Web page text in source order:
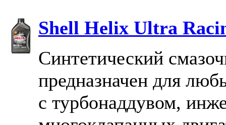
Shell Helix Ultra
Cинтетический
предназначен для
с турбонаддувом,